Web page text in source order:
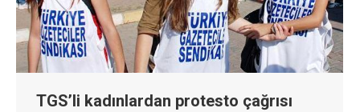
TGS’li kadınlardan protesto çağrısı